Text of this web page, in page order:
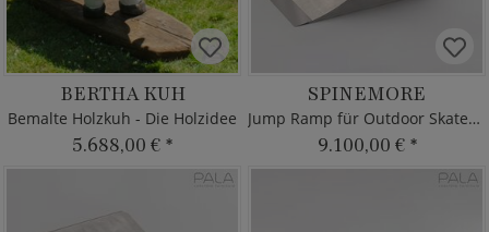
BERTHA KUH
Bemalte Holzkuh - Die Holzidee
5.688,00 € *
SPINEMORE
Jump Ramp für Outdoor Skatepark
9.100,00 € *